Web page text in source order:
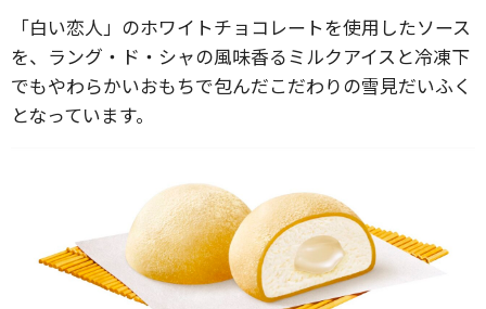
「白い恋人」のホワイトチョコレートを使用したソース
を、ラング・ド・シャの風味香るミルクアイスと冷凍下
でもやわらかいおもちで包んだこだわりの雪見だいふく
となっています。